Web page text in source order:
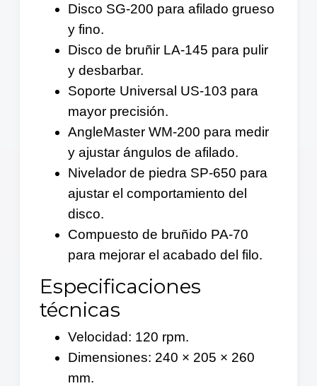
Disco SG-200 para afilado grueso
y fino.
Disco de bruñir LA-145 para pulir
y desbarbar.
Soporte Universal US-103 para
mayor precisión.
AngleMaster WM-200 para medir
y ajustar ángulos de afilado.
Nivelador de piedra SP-650 para
ajustar el comportamiento del
disco.
Compuesto de bruñido PA-70
para mejorar el acabado del filo.
Especificaciones
técnicas
Velocidad: 120 rpm.
Dimensiones: 240 × 205 × 260
mm.